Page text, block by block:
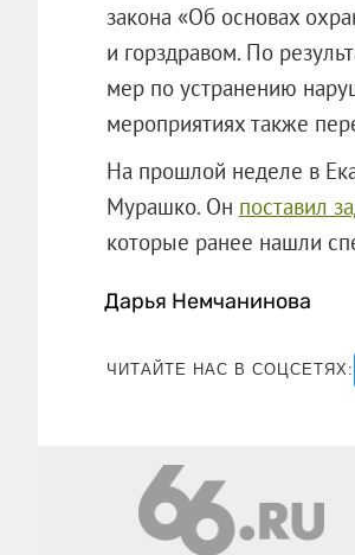
закона «Об основах
и горздравом. По
мер по устранению
мероприятиях также
На прошлой неделе в
Мурашко. Он поставил
которые ранее нашли
Дарья Немчанинова
ЧИТАЙТЕ НАС В СОЦСЕТЯХ: